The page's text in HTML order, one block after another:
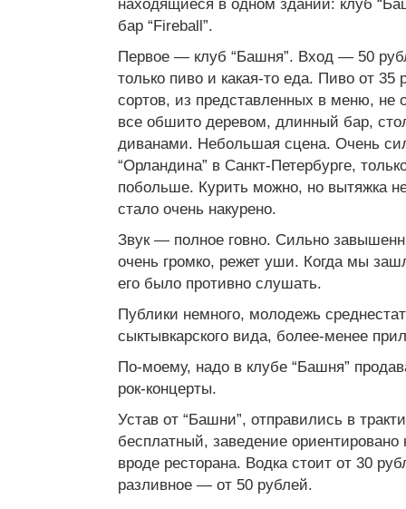
находящиеся в одном здании: клуб
бар “Fireball”.
Первое — клуб “Башня”. Вход — 50
только пиво и какая-то еда. Пиво от
сортов, из представленных в меню, не
все обшито деревом, длинный бар,
диванами. Небольшая сцена. Очень
“Орландина” в Санкт-Петербурге,
побольше. Курить можно, но вытяжка
стало очень накурено.
Звук — полное говно. Сильно
очень громко, режет уши. Когда мы
его было противно слушать.
Публики немного, молодежь
сыктывкарского вида, более-менее
По-моему, надо в клубе “Башня”
рок-концерты.
Устав от “Башни”, отправились в
бесплатный, заведение ориентировано
вроде ресторана. Водка стоит от 30
разливное — от 50 рублей.